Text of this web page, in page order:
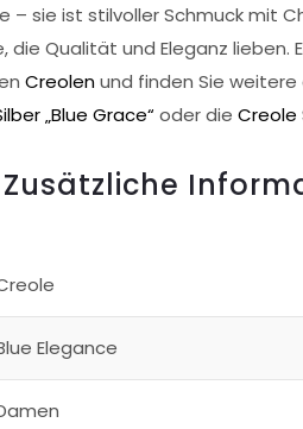
– sie ist stilvoller Schmuck
Qualität und Eleganz
Creolenund finden Sie weitere
„Blue Grace“ oder dieCreole
Zusätzliche
Elegance